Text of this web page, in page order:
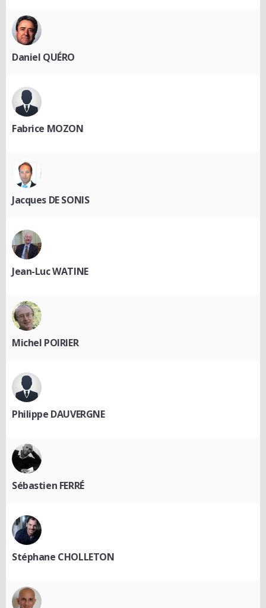
Daniel QUÉRO
Fabrice MOZON
Jacques DE SONIS
Jean-Luc WATINE
Michel POIRIER
Philippe DAUVERGNE
Sébastien FERRÉ
Stéphane CHOLLETON